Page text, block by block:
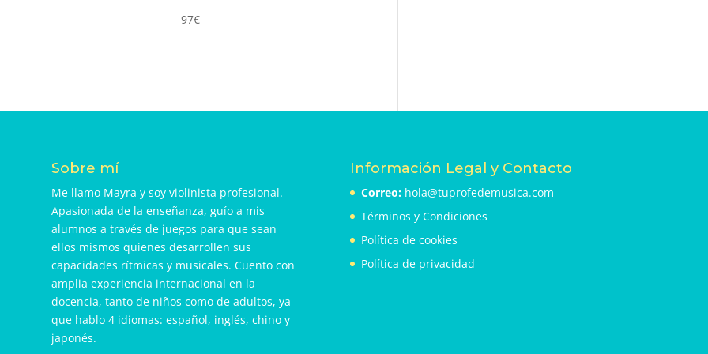
97€
Sobre mí
Me llamo Mayra y soy violinista profesional.
Apasionada de la enseñanza, guío a mis
alumnos a través de juegos para que sean
ellos mismos quienes desarrollen sus
capacidades rítmicas y musicales. Cuento con
amplia experiencia internacional en la
docencia, tanto de niños como de adultos, ya
que hablo 4 idiomas: español, inglés, chino y
japonés.
Información Legal y Contacto
Correo:hola@tuprofedemusica.com
Términos y Condiciones
Política de cookies
Política de privacidad